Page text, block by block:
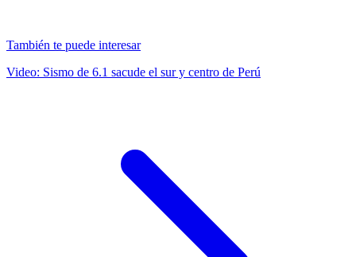
También te puede interesar
Video: Sismo de 6.1 sacude el sur y centro de Perú